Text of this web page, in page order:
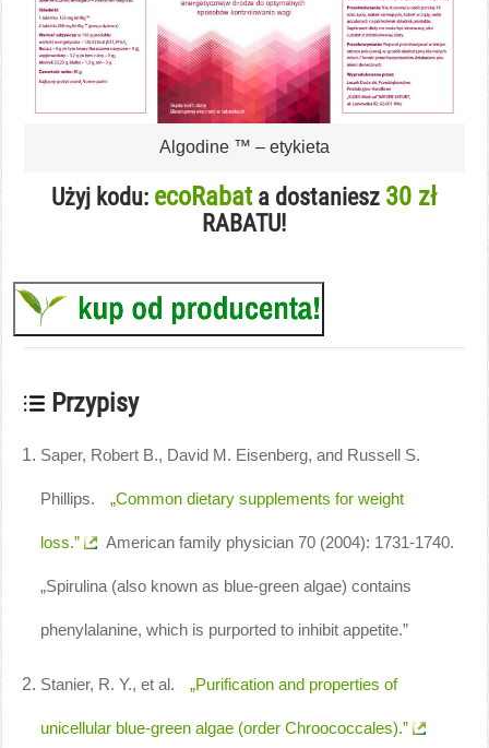
Algodine ™ – etykieta
Użyj kodu: ecoRabata dostaniesz 30 zł
RABATU!
Przypisy
Saper, Robert B., David M. Eisenberg, and Russell S.
Phillips. „Common dietary supplements for weight
loss.” American family physician 70 (2004): 1731-1740.
„Spirulina (also known as blue-green algae) contains
phenylalanine, which is purported to inhibit appetite.”
Stanier, R. Y., et al. „Purification and properties of
unicellular blue-green algae (order Chroococcales).”